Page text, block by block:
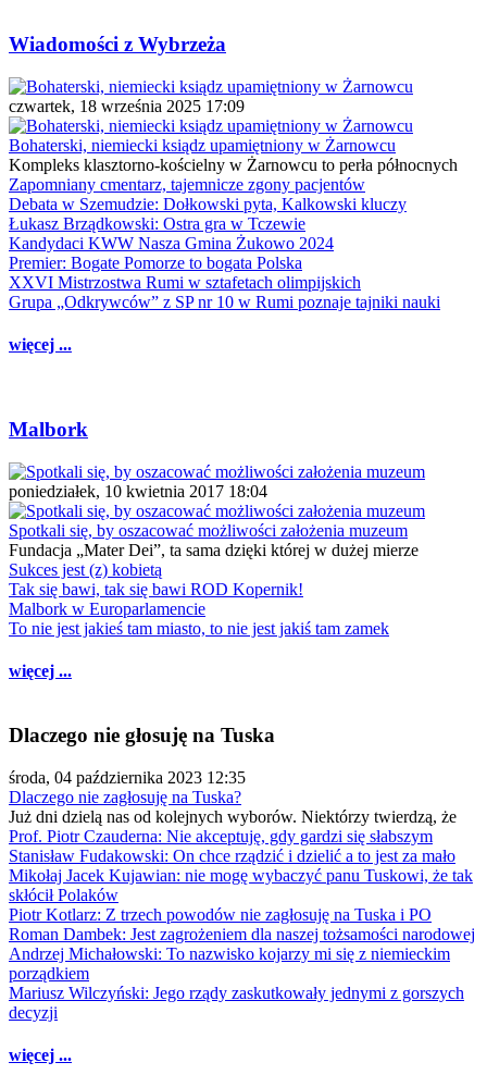
Wiadomości z Wybrzeża
czwartek, 18 września 2025 17:09
Bohaterski, niemiecki ksiądz upamiętniony w Żarnowcu
Kompleks klasztorno-kościelny w Żarnowcu to perła północnych
Zapomniany cmentarz, tajemnicze zgony pacjentów
Debata w Szemudzie: Dołkowski pyta, Kalkowski kluczy
Łukasz Brządkowski: Ostra gra w Tczewie
Kandydaci KWW Nasza Gmina Żukowo 2024
Premier: Bogate Pomorze to bogata Polska
XXVI Mistrzostwa Rumi w sztafetach olimpijskich
Grupa „Odkrywców” z SP nr 10 w Rumi poznaje tajniki nauki
więcej ...
Malbork
poniedziałek, 10 kwietnia 2017 18:04
Spotkali się, by oszacować możliwości założenia muzeum
Fundacja „Mater Dei”, ta sama dzięki której w dużej mierze
Sukces jest (z) kobietą
Tak się bawi, tak się bawi ROD Kopernik!
Malbork w Europarlamencie
To nie jest jakieś tam miasto, to nie jest jakiś tam zamek
więcej ...
Dlaczego nie głosuję na Tuska
środa, 04 października 2023 12:35
Dlaczego nie zagłosuję na Tuska?
Już dni dzielą nas od kolejnych wyborów. Niektórzy twierdzą, że
Prof. Piotr Czauderna: Nie akceptuję, gdy gardzi się słabszym
Stanisław Fudakowski: On chce rządzić i dzielić a to jest za mało
Mikołaj Jacek Kujawian: nie mogę wybaczyć panu Tuskowi, że tak
skłócił Polaków
Piotr Kotlarz: Z trzech powodów nie zagłosuję na Tuska i PO
Roman Dambek: Jest zagrożeniem dla naszej tożsamości narodowej
Andrzej Michałowski: To nazwisko kojarzy mi się z niemieckim
porządkiem
Mariusz Wilczyński: Jego rządy zaskutkowały jednymi z gorszych
decyzji
więcej ...